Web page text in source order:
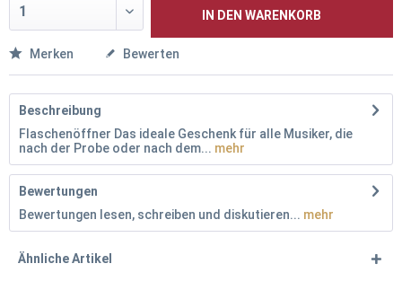
IN DEN WARENKORB
Merken Bewerten
Beschreibung
Flaschenöffner Das ideale Geschenk für alle Musiker, die
nach der Probe oder nach dem... mehr
Bewertungen
Bewertungen lesen, schreiben und diskutieren... mehr
Ähnliche Artikel